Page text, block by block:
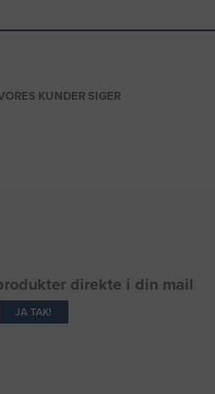
KUNDER SIGER
direkte i din mail
JA TAK!